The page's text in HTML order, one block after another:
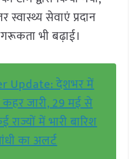
सेवाएं प्रदान
भी बढ़ाई।
Update: देशभर में
कहर जारी, 29 मई से
राज्यों में भारी बारिश
का अलर्ट